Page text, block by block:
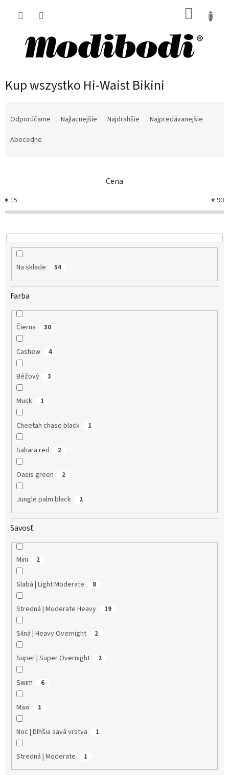
Kup wszystko Hi-Waist Bikini
r
o
u
k
Odporúčame Najlacnejšie Najdrahšie
Najpredávanejšie
Abecedne
Cena
€15 €90
Na sklade 54
Farba
Čierna 30
Cashew 4
Béžový 3
Musk 1
Cheetah chase black 1
Sahara red 2
Oasis green 2
Jungle palm black 2
Savosť
Mini 2
Slabá | Light Moderate 8
Stredná | Moderate Heavy 19
Silná | Heavy Overnight 2
Super | Super Overnight 2
Swim 6
Maxi 1
Noc | Dlhšia savá vrstva 1
Stredná | Moderate 1